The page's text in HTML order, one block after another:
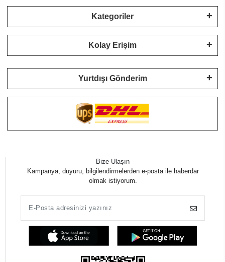
Kategoriler
Kolay Erişim
Yurtdışı Gönderim
Bize Ulaşın
Kampanya, duyuru, bilgilendirmelerden e-posta ile haberdar
olmak istiyorum.